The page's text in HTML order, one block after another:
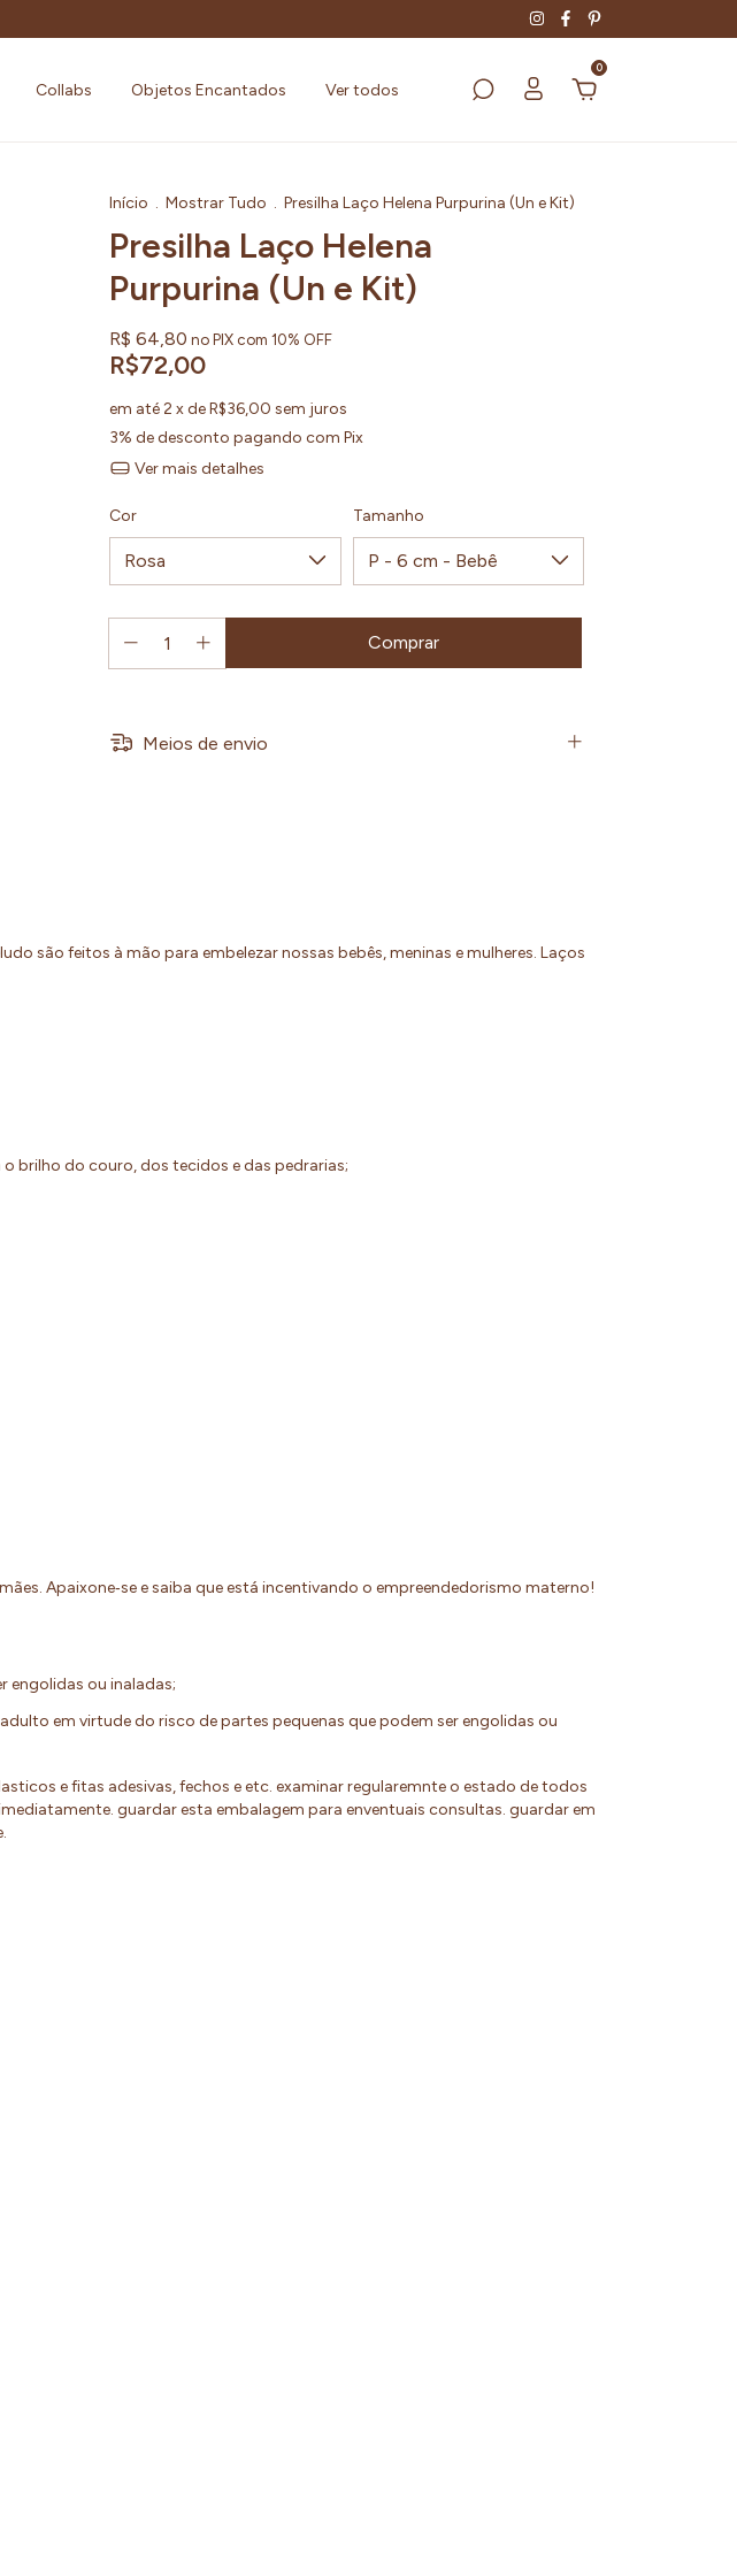
Collabs Objetos Encantados Ver todos
0
Início . Mostrar Tudo . Presilha Laço Helena Purpurina (Un e Kit)
Presilha Laço Helena
Purpurina (Un e Kit)
R$ 64,80 no PIX com 10% OFF
R$72,00
em até2 x deR$36,00 sem juros
3% de desconto pagando com Pix
Ver mais detalhes
Cor Tamanho
Meios de envio
são feitos à mão para embelezar nossas bebês, meninas e mulheres. Laços
brilho do couro, dos tecidos e das pedrarias;
Apaixone‐se e saiba que está incentivando o empreendedorismo materno!
engolidas ou inaladas;
em virtude do risco de partes pequenas que podem ser engolidas ou
e fitas adesivas, fechos e etc. examinar regularemnte o estado de todos
guardar esta embalagem para enventuais consultas. guardar em